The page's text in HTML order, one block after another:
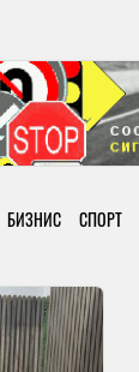
БИЗНИС СПОРТ